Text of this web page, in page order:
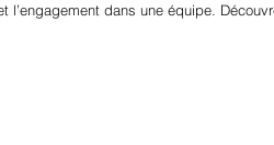
l’engagement dans une équipe.